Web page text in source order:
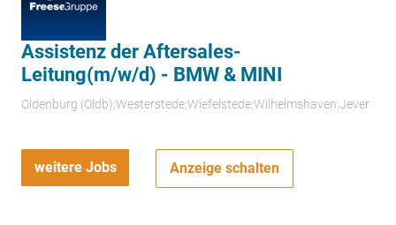
Assistenz der Aftersales-
Leitung(m/w/d) - BMW & MINI
Oldenburg (Oldb);Westerstede;Wiefelstede;Wilhelmshaven;Jever
weitere Jobs Anzeige schalten